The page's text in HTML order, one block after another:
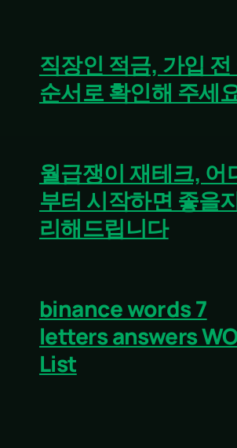
직장인 적금, 가입 전
순서로 확인해 주세
월급쟁이 재테크, 어
부터 시작하면 좋을
리해드립니다
binance words 7
letters answers
List